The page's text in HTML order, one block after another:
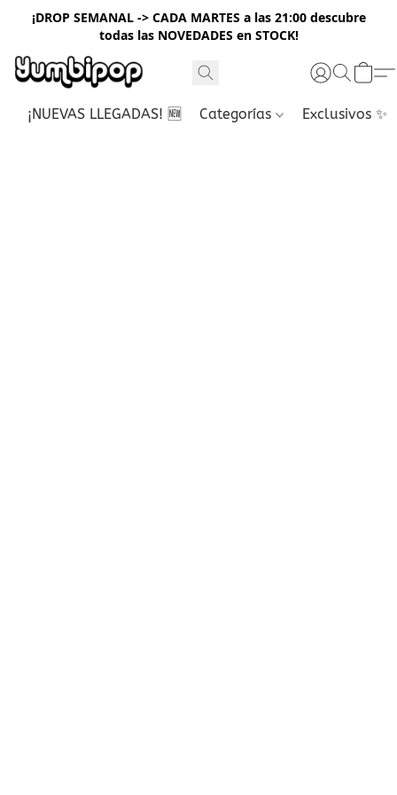
¡DROP SEMANAL -> CADA MARTES a las 21:00 descubre
todas las NOVEDADES en STOCK!
¡NUEVAS LLEGADAS! 🆕 Categorías Exclusivos ✨